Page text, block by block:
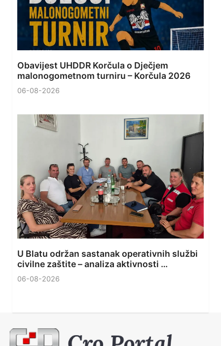
Obavijest UHDDR Korčula o Dječjem
malonogometnom turniru – Korčula 2026
06-08-2026
U Blatu održan sastanak operativnih službi
civilne zaštite – analiza aktivnosti …
06-08-2026